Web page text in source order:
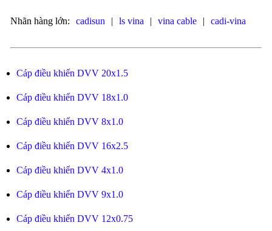
Nhãn hàng lớn: cadisun | ls vina | vina cable | cadi-vina
Cáp điều khiển DVV 20x1.5
Cáp điều khiển DVV 18x1.0
Cáp điều khiển DVV 8x1.0
Cáp điều khiển DVV 16x2.5
Cáp điều khiển DVV 4x1.0
Cáp điều khiển DVV 9x1.0
Cáp điều khiển DVV 12x0.75